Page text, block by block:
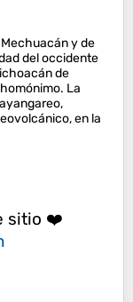
Mechuacán y de
del occidente
de
La
en la
sitio ❤️